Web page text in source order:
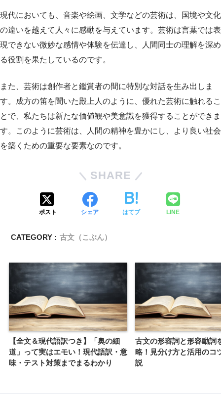
現代においても、音楽や絵画、文学などの芸術は、国境や文化
の違いを越えて人々に感動を与えています。芸術は言葉では表
現できない微妙な感情や体験を伝達し、人間同士の理解を深め
る役割を果たしているのです。
また、芸術は創作者と鑑賞者の間に特別な対話を生み出しま
す。成方の笛を聞いた殿上人のように、優れた芸術に触れるこ
とで、私たちは新たな価値観や美意識を獲得することができま
す。このように芸術は、人間の精神を豊かにし、より良い社会
を築くための重要な要素なのです。
SHARE
ポスト シェア はてブ LINE
CATEGORY : 古文（こぶん）
【全文＆現代語訳つき】「奥の細
道」って実はエモい！現代語訳・意
味・テスト対策までまるわかり
古文の形容詞と形容動詞
略！見分け方と活用のコ
説